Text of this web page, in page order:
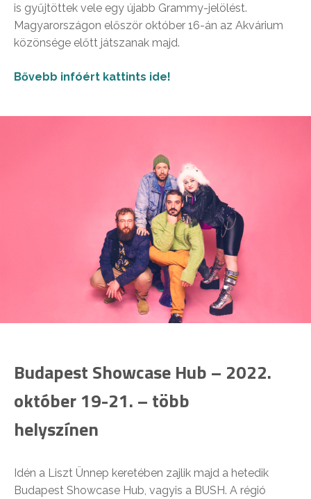
is gyűjtöttek vele egy újabb Grammy-jelölést.
Magyarországon először október 16-án az Akvárium
közönsége előtt játszanak majd.
Bővebb infóért kattints ide!
Budapest Showcase Hub – 2022.
október 19-21. – több
helyszínen
Idén a Liszt Ünnep keretében zajlik majd a hetedik
Budapest Showcase Hub, vagyis a BUSH. A régió